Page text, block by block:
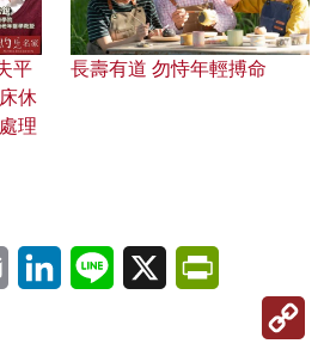
平
休
理
長壽有道 勿恃年輕搏命
Email LinkedInLine X